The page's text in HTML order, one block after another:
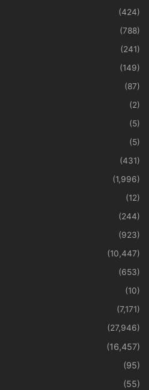
(424)
(788)
(241)
(149)
(87)
(2)
(5)
(5)
(431)
(1,996)
(12)
(244)
(923)
(10,447)
(653)
(10)
(7,171)
(27,946)
(16,457)
(95)
(55)